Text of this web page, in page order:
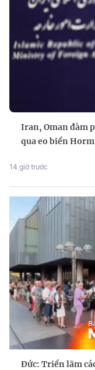
Iran, Oman đàm
qua eo biển
14 giờ trước
Đức: Triển lãm